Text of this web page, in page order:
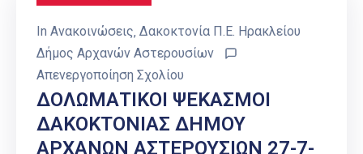
In Ανακοινώσεις Δακοκτονία Π.Ε. Ηρακλείου
Δήμος Αρχανών Αστερουσίων
Απενεργοποίηση Σχολίου
ΔΟΛΩΜΑΤΙΚΟΙ ΨΕΚΑΣΜΟΙ
ΔΑΚΟΚΤΟΝΙΑΣ ΔΗΜΟΥ
ΑΡΧΑΝΩΝ ΑΣΤΕΡΟΥΣΙΩΝ 27-7-